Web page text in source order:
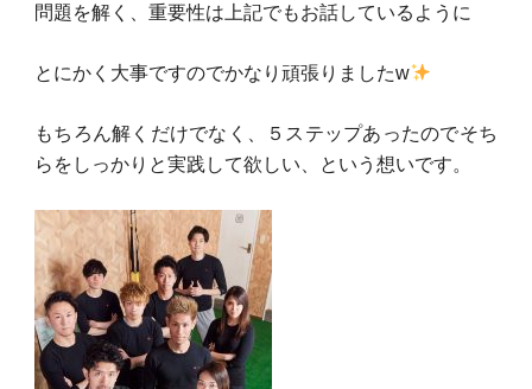
問題を解く、重要性は上記でもお話しているように
とにかく大事ですのでかなり頑張りましたw
もちろん解くだけでなく、５ステップあったのでそち
らをしっかりと実践して欲しい、という想いです。